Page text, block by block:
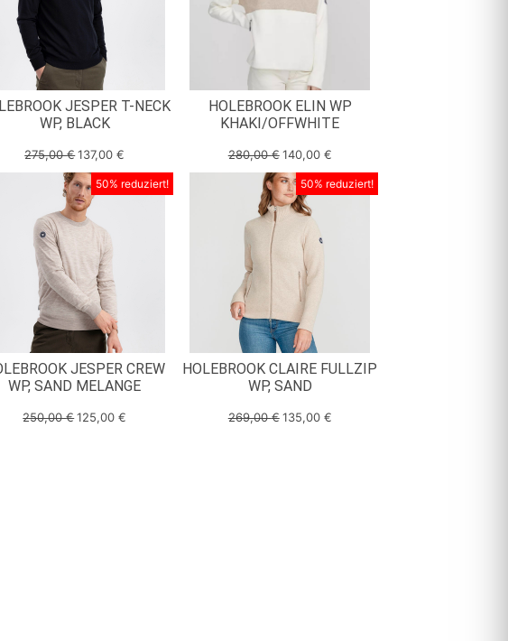
JESPER T-NECK
WP, BLACK
275,00€137,00€
HOLEBROOK ELIN WP
KHAKI/OFFWHITE
280,00€ 140,00 €
50% reduziert!
JESPER CREW
WP, SAND MELANGE
250,00€125,00€
50% reduziert!
HOLEBROOK CLAIRE FULLZIP
WP, SAND
269,00€ 135,00 €